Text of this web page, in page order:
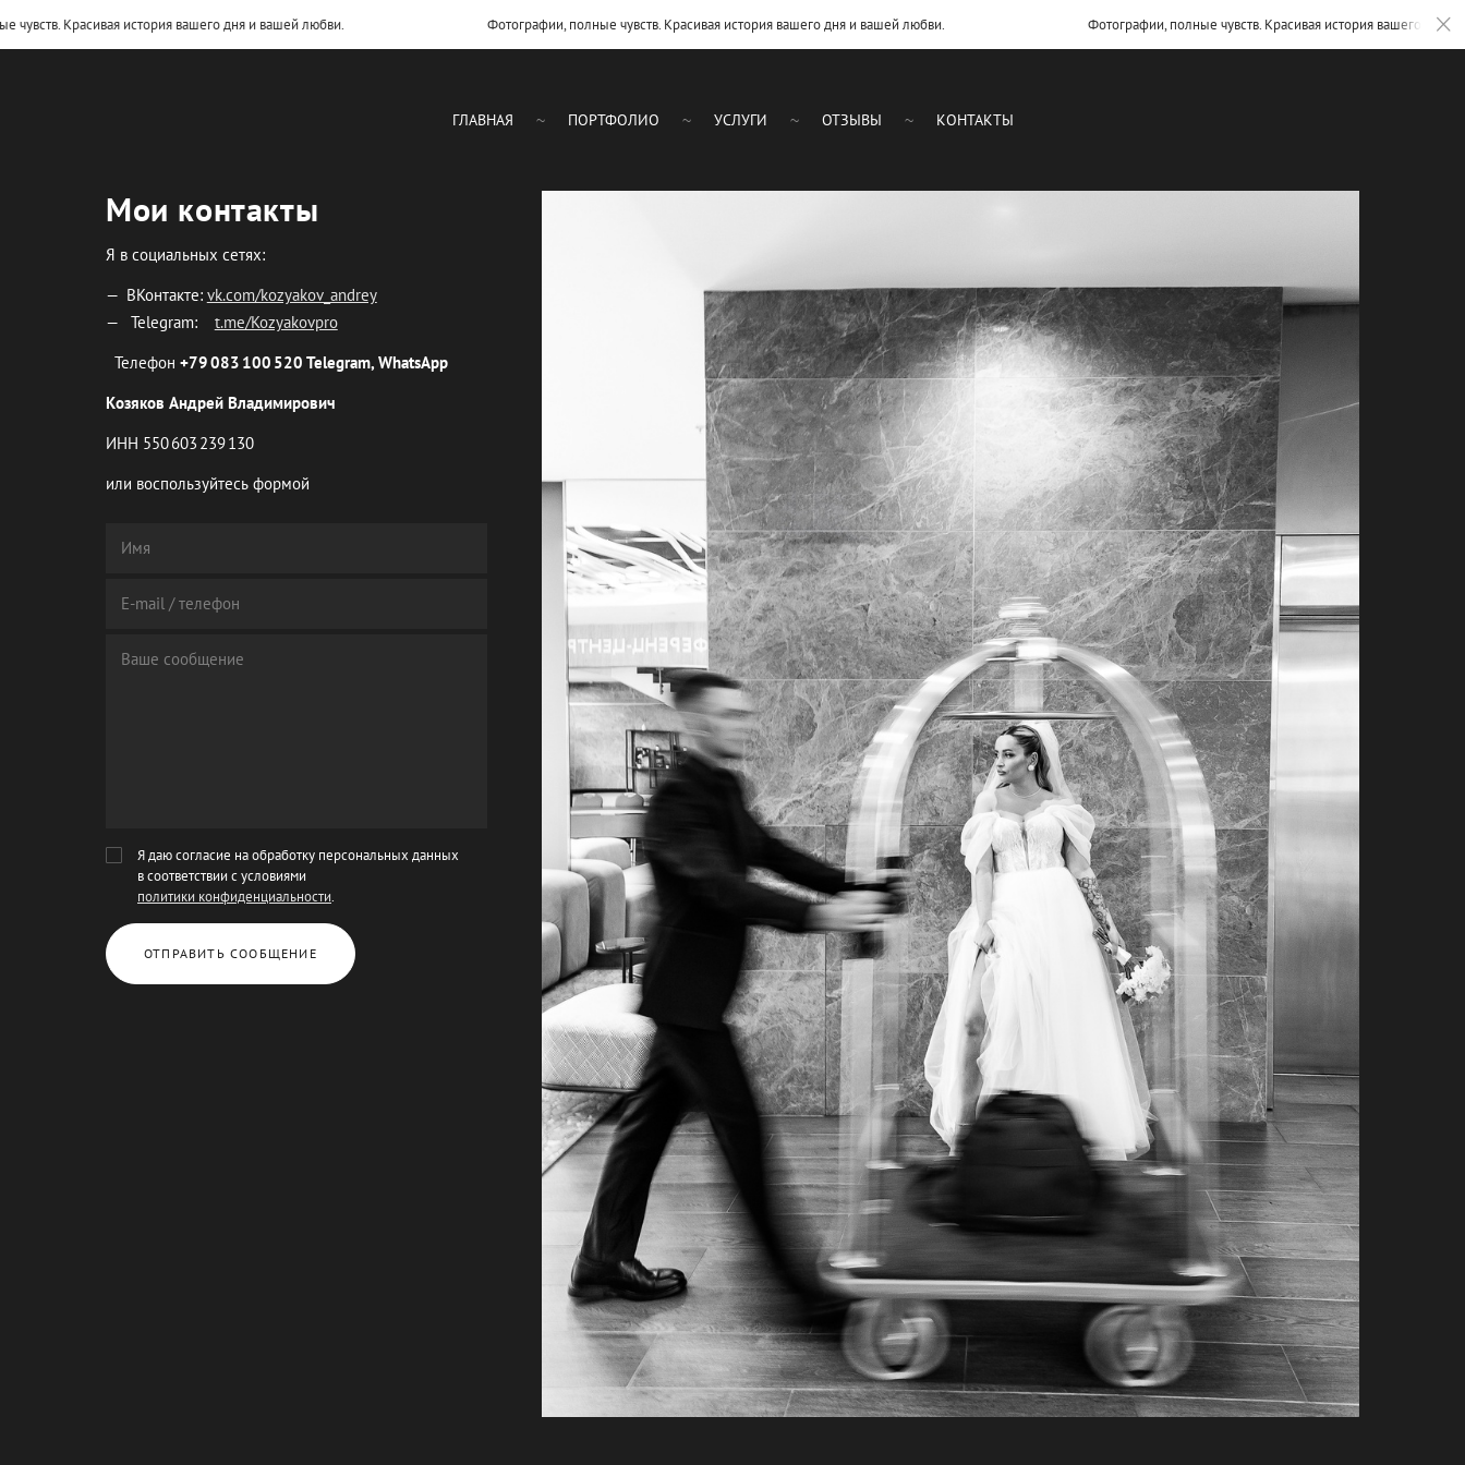
ГЛАВНАЯ ПОРТФОЛИО УСЛУГИ ОТЗЫВЫ КОНТАКТЫ
Мои контакты
Я в социальных сетях:
ВКонтакте: vk.com/kozyakov_andrey
Telegram: t.me/Kozyakovpro
Телефон +79 083 100 520 Telegram, WhatsApp
Козяков Андрей Владимирович
ИНН 550 603 239 130
или воспользуйтесь формой
Я даю согласие на обработку персональных данных
в соответствии с условиями
политики конфиденциальности.
ОТПРАВИТЬ СООБЩЕНИЕ
Красивая история вашего дня и вашей любви. Фотографии, полные чувств. Красивая история вашего дня и вашей любви. Фотографии, полные чувств. Красивая история вашего дня и